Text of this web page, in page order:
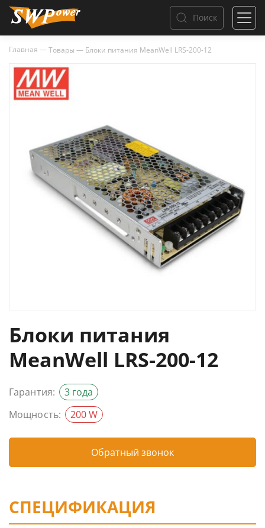
Поиск
Главная —Товары — Блоки питания MeanWell LRS-200-12
Блоки питания
MeanWell LRS-200-12
Гарантия:
3 года
Мощность:
200 W
Обратный звонок
СПЕЦИФИКАЦИЯ